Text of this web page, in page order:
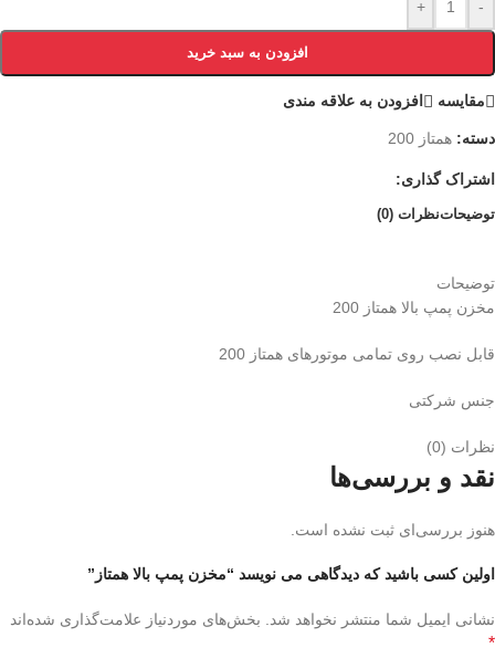
-
+
افزودن به سبد خرید
مقایسه افزودن به علاقه مندی
دسته: همتاز 200
اشتراک گذاری:
توضیحاتنظرات (0)
توضیحات
مخزن پمپ بالا همتاز 200
قابل نصب روی تمامی موتورهای همتاز 200
جنس شرکتی
نظرات (0)
نقد و بررسی‌ها
هنوز بررسی‌ای ثبت نشده است.
اولین کسی باشید که دیدگاهی می نویسد “مخزن پمپ بالا همتاز”
نشانی ایمیل شما منتشر نخواهد شد. بخش‌های موردنیاز علامت‌گذاری شده‌اند
*